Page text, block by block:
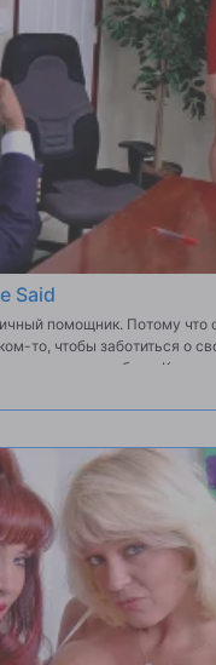
Said
помощник. Потому что
то, чтобы заботиться о
надежде на работу. К